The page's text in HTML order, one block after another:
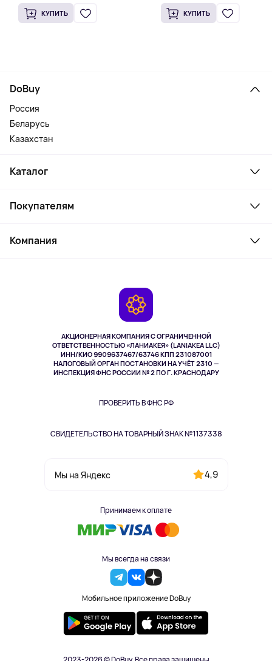
КУПИТЬ КУПИТЬ
АКЦИОНЕРНАЯ КОМПАНИЯ С ОГРАНИЧЕННОЙ
ОТВЕТСТВЕННОСТЬЮ «ЛАНИАКЕЯ» (LANIAKEA LLC)
ИНН/КИО 9909637467/63746 КПП 231087001
НАЛОГОВЫЙ ОРГАН ПОСТАНОВКИ НА УЧЁТ 2310 —
ИНСПЕКЦИЯ ФНС РОССИИ № 2 ПО Г. КРАСНОДАРУ
ПРОВЕРИТЬ В ФНС РФ
СВИДЕТЕЛЬСТВО НА ТОВАРНЫЙ ЗНАК №1137338
Мы на Яндекс 4,9
Принимаем к оплате
Мы всегда на связи
Мобильное приложение DoBuy
DoBuy
Россия
Беларусь
Казахстан
Каталог
Ноутбуки, мониторы, VR
Косметика и уход
Здоровье питомцев
Одежда и аксессуары
Покупателям
Как заказать
Компания